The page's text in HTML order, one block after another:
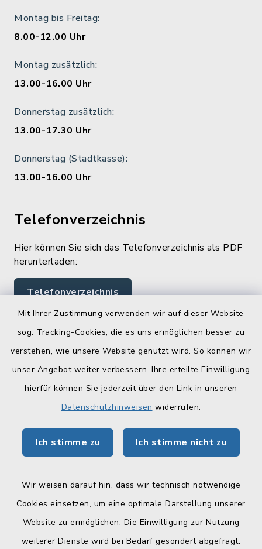
Mit Ihrer Zustimmung verwenden wir auf dieser Website
sog. Tracking-Cookies, die es uns ermöglichen besser zu
verstehen, wie unsere Website genutzt wird. So können wir
unser Angebot weiter verbessern. Ihre erteilte Einwilligung
hierfür können Sie jederzeit über den Link in unseren
Datenschutzhinweisen widerrufen.
Ich stimme zu Ich stimme nicht zu
Wir weisen darauf hin, dass wir technisch notwendige
Cookies einsetzen, um eine optimale Darstellung unserer
Website zu ermöglichen. Die Einwilligung zur Nutzung
weiterer Dienste wird bei Bedarf gesondert abgefragt.
Montag bis Freitag:
8.00-12.00 Uhr
Montag zusätzlich:
13.00-16.00 Uhr
Donnerstag zusätzlich:
13.00-17.30 Uhr
Donnerstag (Stadtkasse):
13.00-16.00 Uhr
Telefonverzeichnis
Hier können Sie sich das Telefonverzeichnis als PDF
herunterladen:
Telefonverzeichnis
Quicklinks
Landratsamt Lichtenfels
Geoportal Lichtenfels
BayernPortal